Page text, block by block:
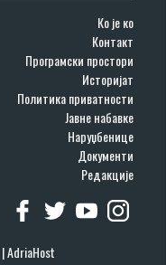
Ко је ко
Контакт
Програмски простори
Историјат
Политика приватности
Јавне набавке
Наруџбенице
Документи
Редакције
|AdriaHost